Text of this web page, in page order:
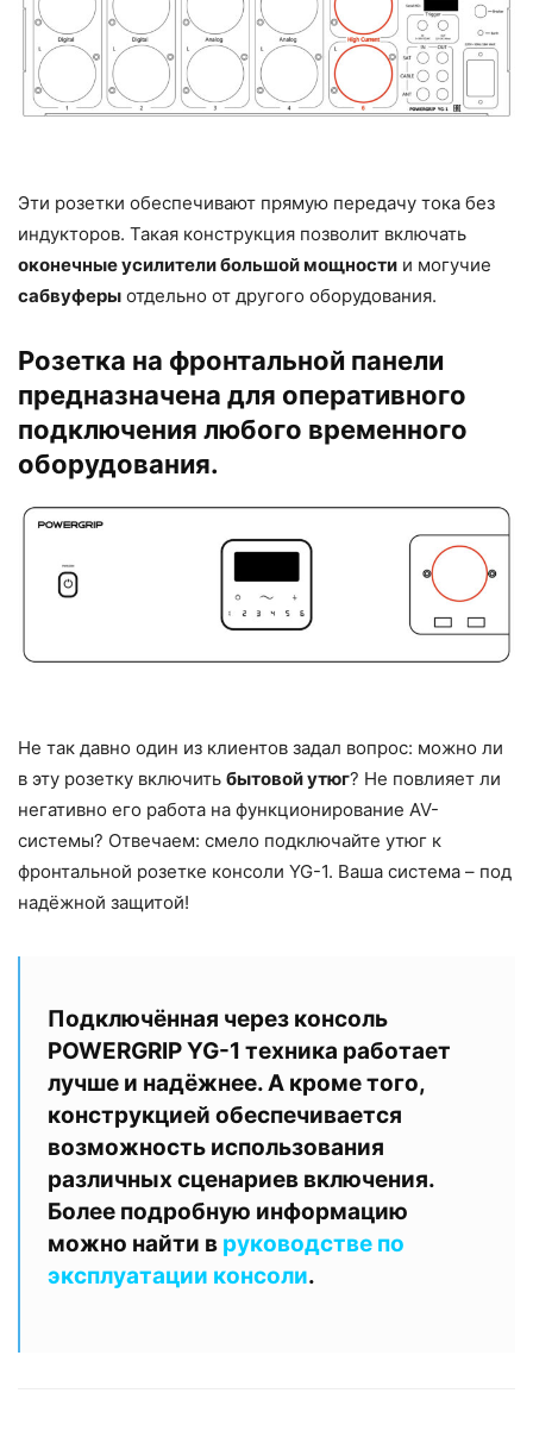
Эти розетки обеспечивают прямую передачу тока без
индукторов. Такая конструкция позволит включать
оконечные усилители большой мощности и могучие
сабвуферы отдельно от другого оборудования.
Розетка на фронтальной панели
предназначена для оперативного
подключения любого временного
оборудования.
Не так давно один из клиентов задал вопрос: можно ли
в эту розетку включить бытовой утюг? Не повлияет ли
негативно его работа на функционирование AV-
системы? Отвечаем: смело подключайте утюг к
фронтальной розетке консоли YG-1. Ваша система – под
надёжной защитой!
Подключённая через консоль
POWERGRIP YG-1 техника работает
лучше и надёжнее. А кроме того,
конструкцией обеспечивается
возможность использования
различных сценариев включения.
Более подробную информацию
можно найти в руководстве по
эксплуатации консоли.